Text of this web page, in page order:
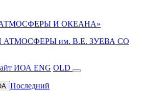
И ОКЕАНА»
АТМОСФЕРЫ им. В.Е. ЗУЕВА СО
ИОА ENG OLD
Последний